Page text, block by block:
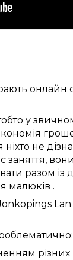
онлайн
у
ніхто не
заняття,
разом із
малюків .
Lan
різних